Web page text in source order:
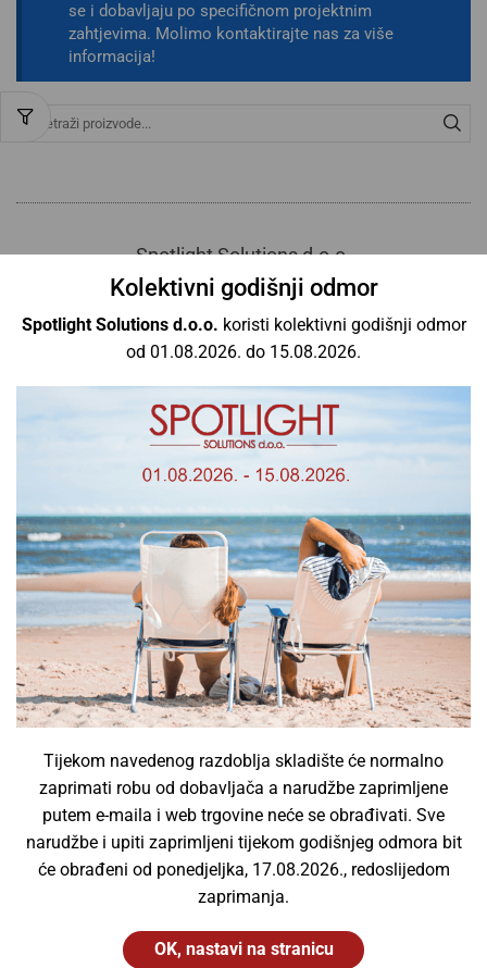
Kolektivni godišnji odmor
Spotlight Solutions d.o.o. koristi kolektivni godišnji odmor
od 01.08.2026. do 15.08.2026.
Tijekom navedenog razdoblja skladište će normalno
zaprimati robu od dobavljača a narudžbe zaprimljene
putem e-maila i web trgovine neće se obrađivati. Sve
narudžbe i upiti zaprimljeni tijekom godišnjeg odmora bit
će obrađeni od ponedjeljka, 17.08.2026., redoslijedom
zaprimanja.
OK, nastavi na stranicu
se i dobavljaju po specifičnom projektnim
zahtjevima. Molimo kontaktirajte nas za više
informacija!
Spotlight Solutions d.o.o.
Vrhunski brandovi
Ponosni smo što smo dio međunarodnog poslovanja
rasvjetom s najboljim svjetskim brendovima kao i
izvrsnim odnosom cijene i kvalitete.
Besplatna dostava
Za narudžbe već od 40 €
Niste zadovoljni kupnjom?
Nema problema. 14 dana besplatan povrat.
24/7 korisnička podrška
Slobodno nas kontaktirajte. Uvijek.